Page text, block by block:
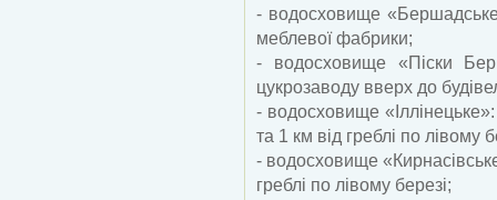
- водосховище
меблевої фабрики;
- водосховище «Піски
цукрозаводу вверх до
- водосховище
та 1 км від греблі по лівому
- водосховище
греблі по лівому березі;